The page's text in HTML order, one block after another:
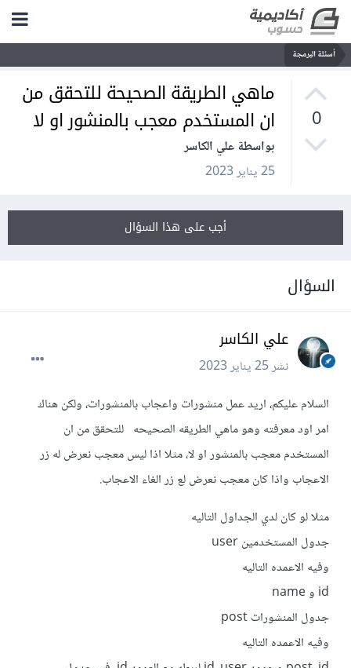
أسئلة البرمجة
0
ماهي الطريقة الصحيحة للتحقق من
ان المستخدم معجب بالمنشور او لا
بواسطة علي الكاسر
25 يناير 2023
أجب على هذا السؤال
السؤال
علي الكاسر
نشر25 يناير 2023
السلام عليكم، اريد عمل منشورات واعجاب بالمنشورات، ولكن هناك
امر اود معرفته وهو ماهي الطريقه الصحيحه للتحقق من ان
المستخدم معجب بالمنشور او لا، مثلا اذا ليس معجب نعرض له زر
الاعجاب واذا كان معجب نعرض لع زر الغاء الاعجاب.
مثلا لو كان لدي الجداول التاليه
جدول المستخدمين user
وفيه الاعمده التاليه
id و name
جدول المنشورات post
وفيه الاعمده التاليه